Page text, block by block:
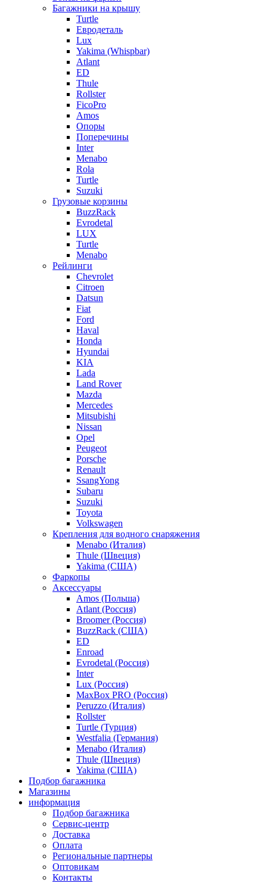
Багажники на крышу
Turtle
Евродеталь
Lux
Yakima (Whispbar)
Atlant
ED
Thule
Rollster
FicoPro
Amos
Опоры
Поперечины
Inter
Menabo
Rola
Turtle
Suzuki
Грузовые корзины
BuzzRack
Evrodetal
LUX
Turtle
Menabo
Рейлинги
Chevrolet
Citroen
Datsun
Fiat
Ford
Haval
Honda
Hyundai
KIA
Lada
Land Rover
Mazda
Mercedes
Mitsubishi
Nissan
Opel
Peugeot
Porsche
Renault
SsangYong
Subaru
Suzuki
Toyota
Volkswagen
Крепления для водного снаряжения
Menabo (Италия)
Thule (Швеция)
Yakima (США)
Фаркопы
Аксессуары
Amos (Польша)
Atlant (Россия)
Broomer (Россия)
BuzzRack (США)
ED
Enroad
Evrodetal (Россия)
Inter
Lux (Россия)
MaxBox PRO (Россия)
Peruzzo (Италия)
Rollster
Turtle (Турция)
Westfalia (Германия)
Menabo (Италия)
Thule (Швеция)
Yakima (США)
Подбор багажника
Магазины
информация
Подбор багажника
Сервис-центр
Доставка
Оплата
Региональные партнеры
Оптовикам
Контакты